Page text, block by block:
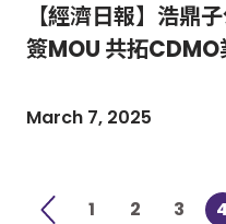
【經濟日報】浩鼎
簽MOU 共拓CDMO
March 7, 2025
1 2 3 4